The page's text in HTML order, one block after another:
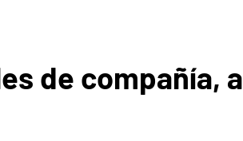
de compañía, a